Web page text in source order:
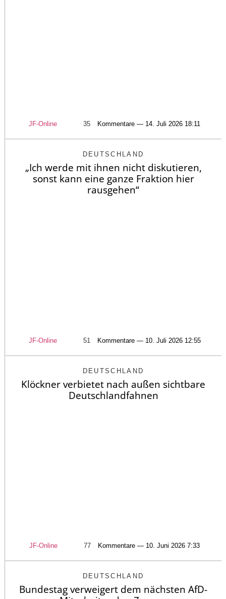
JF-Online 35 Kommentare — 14. Juli 2026 18:11
DEUTSCHLAND
„Ich werde mit ihnen nicht diskutieren,
sonst kann eine ganze Fraktion hier
rausgehen“
JF-Online 51 Kommentare — 10. Juli 2026 12:55
DEUTSCHLAND
Klöckner verbietet nach außen sichtbare
Deutschlandfahnen
JF-Online 77 Kommentare — 10. Juni 2026 7:33
DEUTSCHLAND
Bundestag verweigert dem nächsten AfD-